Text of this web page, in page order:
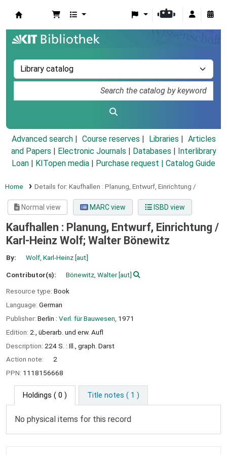
Advanced search Course reserves Libraries
Articles
and Papers
Electronic Journals Databases
Interlibrary
Loan
KITopen media Purchase request | Catalog Guide
Home Details for: Kaufhallen : Planung, Entwurf, Einrichtung /
Normal view MARC view ISBD view
Kaufhallen : Planung, Entwurf, Einrichtung /
Karl-Heinz Wolf; Walter Bönewitz
By: Wolf, Karl-Heinz[aut]
Contributor(s): Bönewitz, Walter[aut]
Resource type: Book
Language: German
Publisher: Berlin : Verl. für Bauwesen, 1971
Edition: 2., überarb. und erw. Aufl
Description: 224 S. : Ill., graph. Darst
Action note:
2
PPN: 1118156668
Holdings ( 0 ) Title notes ( 1 )
No physical items for this record